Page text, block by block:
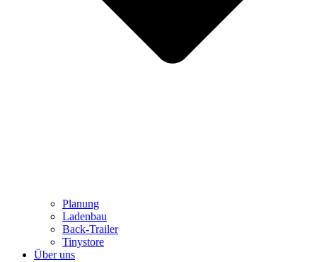
Planung
Ladenbau
Back-Trailer
Tinystore
Über uns